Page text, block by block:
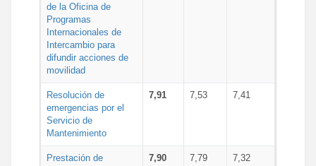
de la Oficina de
Programas
Internacionales de
Intercambio para
difundir acciones de
movilidad
Resolución de
emergencias por el
Servicio de
Mantenimiento
7,91 7,53 7,41
Prestación de
7,90 7,79 7,32